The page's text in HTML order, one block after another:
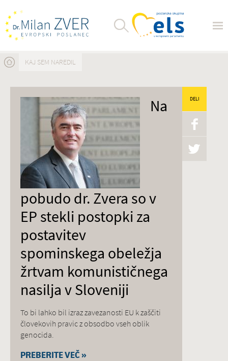
Nahajate se tukaj
KAJ SEM NAREDIL
Na
pobudo dr. Zvera so v
EP stekli postopki za
postavitev
spominskega obeležja
žrtvam komunističnega
nasilja v Sloveniji
To bi lahko bil izraz zavezanosti EU k zaščiti
človekovih pravic z obsodbo vseh oblik
genocida.
PREBERITE VEČ »
DELI